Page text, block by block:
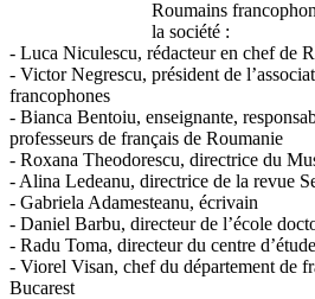
Roumains
la société :
- Luca Niculescu, rédacteur en chef de
- Victor Negrescu, président de
francophones
- Bianca Bentoiu, enseignante,
professeurs de français de Roumanie
- Roxana Theodorescu, directrice du
- Alina Ledeanu, directrice de la revue
- Gabriela Adamesteanu, écrivain
- Daniel Barbu, directeur de l’école
- Radu Toma, directeur du centre
- Viorel Visan, chef du département de
Bucarest